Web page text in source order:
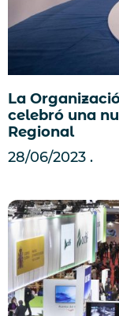
La
celebró una
Regional
28/06/2023